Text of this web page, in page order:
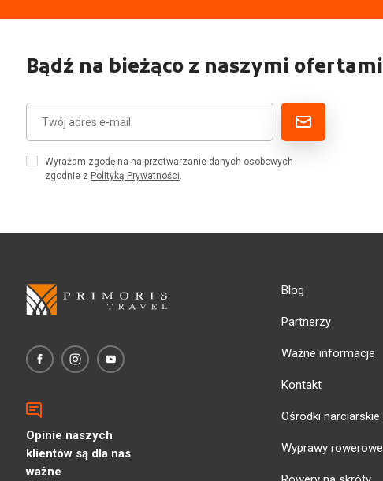
Bądź na bieżąco z naszymi ofertami
Wyrażam zgodę na na przetwarzanie danych osobowych
zgodnie z Polityką Prywatności.
Blog
Partnerzy
Ważne informacje
Kontakt
Ośrodki narciarskie
Wyprawy rowerowe
Opinie naszych
klientów są dla nas
ważne